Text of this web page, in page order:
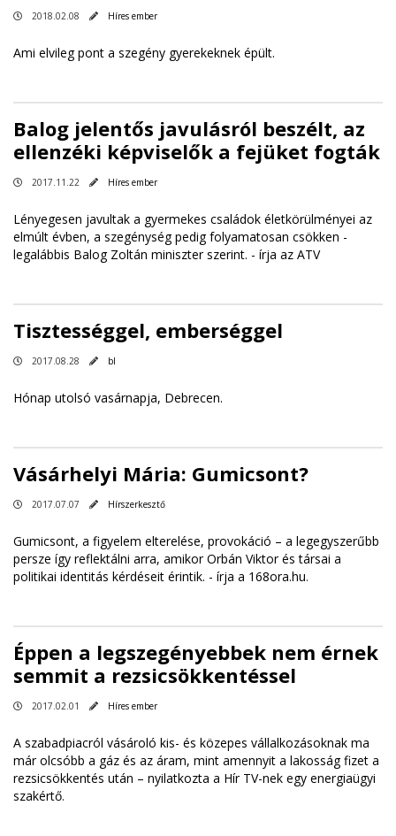
2018.02.08 Híres ember
Ami elvileg pont a szegény gyerekeknek épült.
Balog jelentős javulásról beszélt, az
ellenzéki képviselők a fejüket fogták
2017.11.22 Híres ember
Lényegesen javultak a gyermekes családok életkörülményei az
elmúlt évben, a szegénység pedig folyamatosan csökken -
legalábbis Balog Zoltán miniszter szerint. - írja az ATV
Tisztességgel, emberséggel
2017.08.28 bl
Hónap utolsó vasárnapja, Debrecen.
Vásárhelyi Mária: Gumicsont?
2017.07.07 Hírszerkesztő
Gumicsont, a figyelem elterelése, provokáció – a legegyszerűbb
persze így reflektálni arra, amikor Orbán Viktor és társai a
politikai identitás kérdéseit érintik. - írja a 168ora.hu.
Éppen a legszegényebbek nem érnek
semmit a rezsicsökkentéssel
2017.02.01 Híres ember
A szabadpiacról vásároló kis- és közepes vállalkozásoknak ma
már olcsóbb a gáz és az áram, mint amennyit a lakosság fizet a
rezsicsökkentés után – nyilatkozta a Hír TV-nek egy energiaügyi
szakértő.